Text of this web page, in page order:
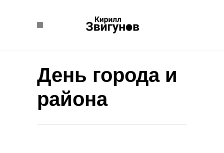
День города и
района